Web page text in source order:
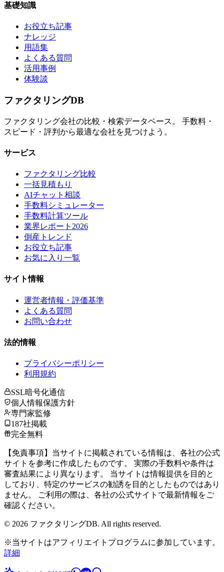
基礎知識
お役立ち記事
ナレッジ
用語集
よくある質問
活用事例
体験談
ファクタリングDB
ファクタリング会社の比較・検索データベース。 手数料・
スピード・評判から最適な会社を見つけよう。
サービス
ファクタリング比較
一括見積もり
AIチャット相談
手数料シミュレーター
手数料計算ツール
業界レポート2026
倒産トレンド
お役立ち記事
お気に入り一覧
サイト情報
運営者情報・評価基準
よくある質問
お問い合わせ
法的情報
プライバシーポリシー
利用規約
SSL暗号化通信
個人情報保護方針
専門家監修
187社掲載
完全無料
【免責事項】当サイトに掲載されている情報は、各社の公式
サイトを参考に作成したものです。 実際の手数料や条件は
審査結果により異なります。 当サイトは情報提供を目的と
しており、特定のサービスの勧誘を目的としたものではあり
ません。 ご利用の際は、各社の公式サイトで最新情報をご
確認ください。
© 2026 ファクタリングDB. All rights reserved.
※当サイトはアフィリエイトプログラムに参加しています。
詳細